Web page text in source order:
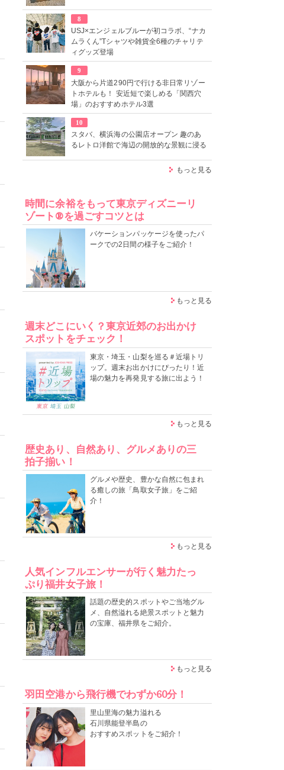
8
USJ×エンジェルブルーが初コラボ、“ナカ
ムラくん”Tシャツや雑貨全6種のチャリテ
ィグッズ登場
9
大阪から片道290円で行ける非日常リゾー
トホテルも！ 安近短で楽しめる「関西穴
場」のおすすめホテル3選
10
スタバ、横浜海の公園店オープン 趣のあ
るレトロ洋館で海辺の開放的な景観に浸る
もっと見る
時間に余裕をもって東京ディズニーリ
ゾート®を過ごすコツとは
バケーションパッケージを使ったパ
ークでの2日間の様子をご紹介！
もっと見る
週末どこにいく？東京近郊のお出かけ
スポットをチェック！
東京・埼玉・山梨を巡る＃近場トリ
ップ。週末お出かけにぴったり！近
場の魅力を再発見する旅に出よう！
もっと見る
歴史あり、自然あり、グルメありの三
拍子揃い！
グルメや歴史、豊かな自然に包まれ
る癒しの旅「鳥取女子旅」をご紹
介！
もっと見る
人気インフルエンサーが行く魅力たっ
ぷり福井女子旅！
話題の歴史的スポットやご当地グル
メ、自然溢れる絶景スポットと魅力
の宝庫、福井県をご紹介。
もっと見る
羽田空港から飛行機でわずか60分！
里山里海の魅力溢れる
石川県能登半島の
おすすめスポットをご紹介！